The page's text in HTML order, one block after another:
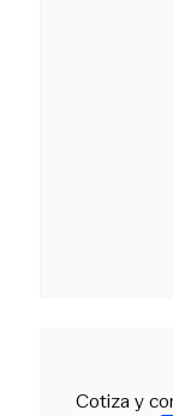
Cotiza y